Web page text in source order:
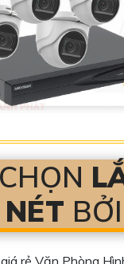
rẻ Văn Phòng